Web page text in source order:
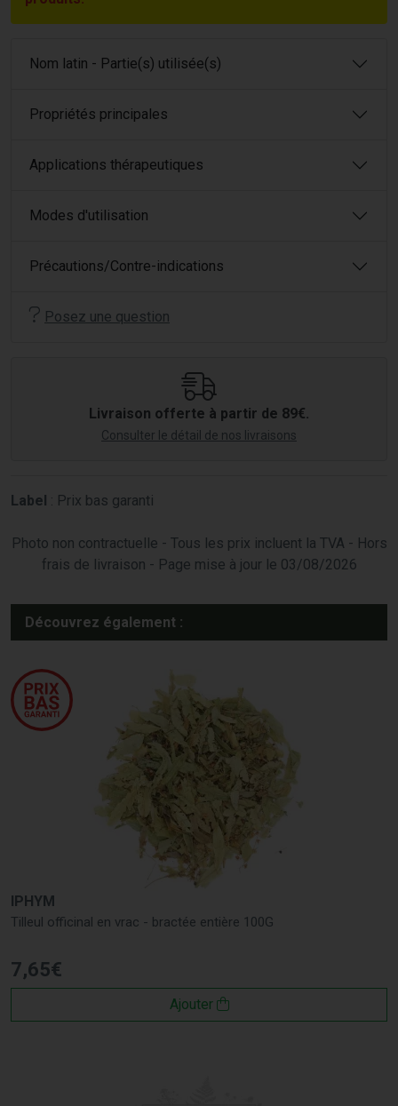
Nom latin - Partie(s) utilisée(s)
Propriétés principales
Applications thérapeutiques
Modes d'utilisation
Précautions/Contre-indications
Posez une question
Livraison offerte à partir de 89€.
Consulter le détail de nos livraisons
Label : Prix bas garanti
Photo non contractuelle - Tous les prix incluent la TVA - Hors
frais de livraison - Page mise à jour le 03/08/2026
Découvrez également :
IPHYM
Tilleul officinal en vrac - bractée entière 100G
7,65€
Ajouter